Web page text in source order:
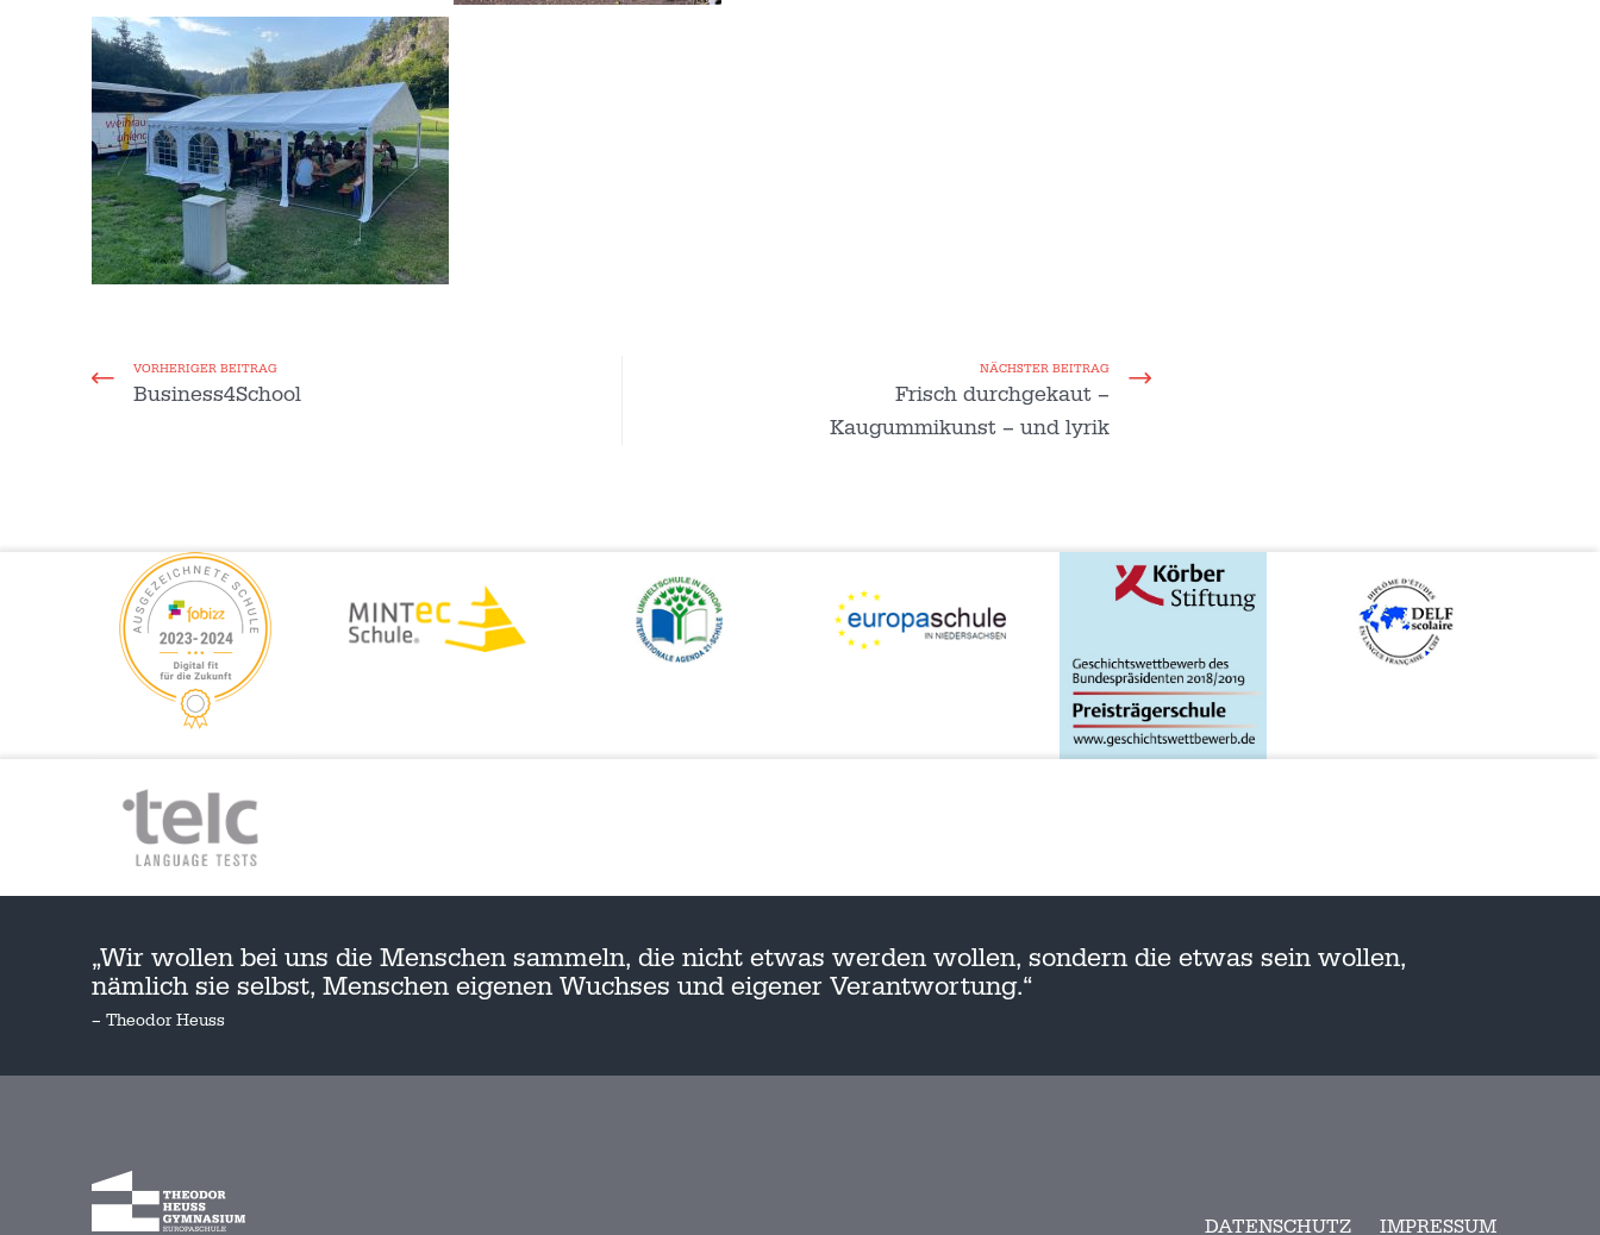
VORHERIGER BEITRAG
Business4School
NÄCHSTER BEITRAG
Frisch durchgekaut –
Kaugummikunst – und lyrik
„Wir wollen bei uns die Menschen sammeln, die nicht etwas werden wollen, sondern die etwas sein wollen,
nämlich sie selbst, Menschen eigenen Wuchses und eigener Verantwortung.“
– Theodor Heuss
DATENSCHUTZ IMPRESSUM